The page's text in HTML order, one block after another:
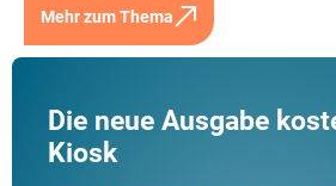
Mehr zum Thema
Die neue Ausgabe
Kiosk